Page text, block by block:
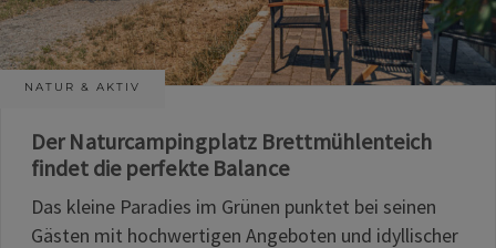
NATUR & AKTIV
Der Naturcampingplatz Brettmühlenteich
findet die perfekte Balance
Das kleine Paradies im Grünen punktet bei seinen
Gästen mit hochwertigen Angeboten und idyllischer